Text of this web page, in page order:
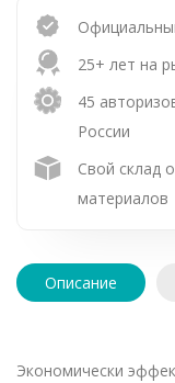
25+ лет на
45
России
Свой склад
материалов
Описание
Экономически